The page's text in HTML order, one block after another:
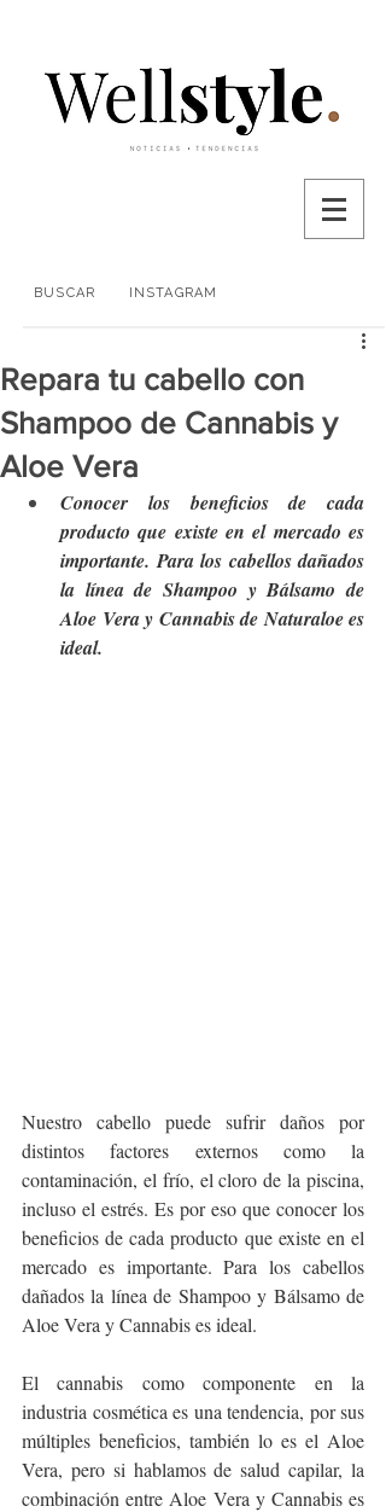
BUSCAR INSTAGRAM
Repara tu cabello con
Shampoo de Cannabis y
Aloe Vera
Conocer los beneficios de cada
producto que existe en el mercado es
importante. Para los cabellos dañados
la línea de Shampoo y Bálsamo de
Aloe Vera y Cannabis de Naturaloe es
ideal.
Nuestro cabello puede sufrir daños por
distintos factores externos como la
contaminación, el frío, el cloro de la piscina,
incluso el estrés. Es por eso que conocer los
beneficios de cada producto que existe en el
mercado es importante. Para los cabellos
dañados la línea de Shampoo y Bálsamo de
Aloe Vera y Cannabis es ideal.
El cannabis como componente en la
industria cosmética es una tendencia, por sus
múltiples beneficios, también lo es el Aloe
Vera, pero si hablamos de salud capilar, la
combinación entre Aloe Vera y Cannabis es